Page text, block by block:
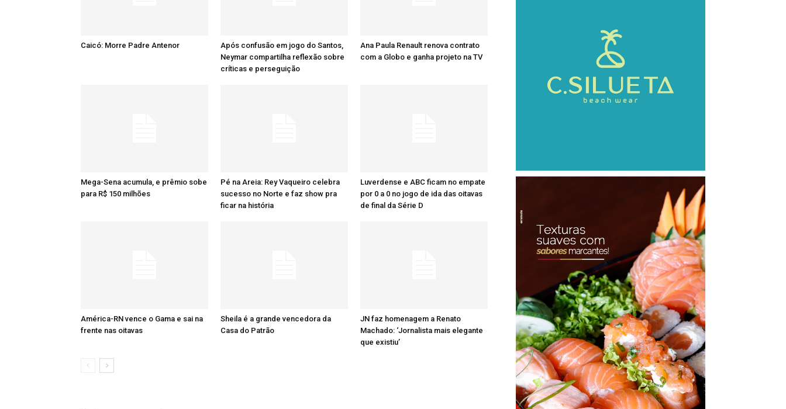
Caicó: Morre Padre Antenor
Após confusão em jogo do Santos,
Neymar compartilha reflexão sobre
críticas e perseguição
Ana Paula Renault renova contrato
com a Globo e ganha projeto na TV
Mega-Sena acumula, e prêmio sobe
para R$ 150 milhões
Pé na Areia: Rey Vaqueiro celebra
sucesso no Norte e faz show pra
ficar na história
Luverdense e ABC ficam no empate
por 0 a 0 no jogo de ida das oitavas
de final da Série D
América-RN vence o Gama e sai na
frente nas oitavas
Sheila é a grande vencedora da
Casa do Patrão
JN faz homenagem a Renato
Machado: ‘Jornalista mais elegante
que existiu’